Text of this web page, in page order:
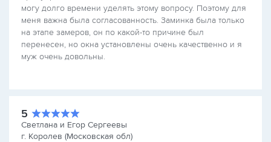
могу долго времени уделять этому вопросу. Поэтому для
меня важна была согласованность. Заминка была только
на этапе замеров, он по какой-то причине был
перенесен, но окна установлены очень качественно и я
муж очень довольны.
5
Светлана и Егор Сергеевы
г. Королев (Московская обл)